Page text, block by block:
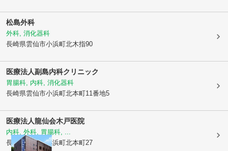
松島外科
外科, 消化器科
長崎県雲仙市小浜町北木指90
医療法人副島内科クリニック
胃腸科, 内科, 消化器科
長崎県雲仙市小浜町北本町11番地5
医療法人龍仙会木戸医院
内科, 外科, 胃腸科, ...
長崎県雲仙市小浜町北本町27